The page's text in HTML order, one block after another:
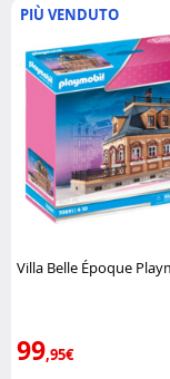
PIÙ VENDUTO
Villa Belle Époque
99,95€